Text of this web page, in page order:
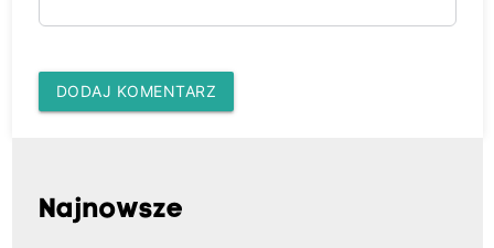
DODAJ KOMENTARZ
Najnowsze